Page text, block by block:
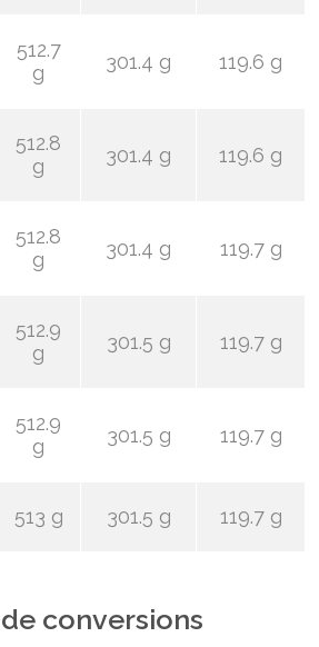
512.7
g
301.4 g 119.6 g
512.8
g
301.4 g 119.6 g
512.8
g
301.4 g 119.7 g
512.9
g
301.5 g 119.7 g
512.9
g
301.5 g 119.7 g
513 g 301.5 g 119.7 g
conversions